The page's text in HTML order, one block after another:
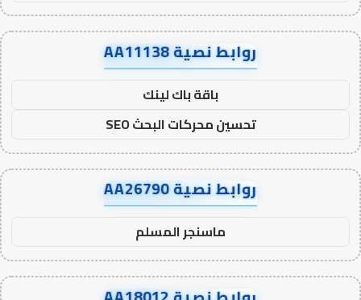
روابط نصية AA11138
باقة باك لينك
تحسين محركات البحث SEO
روابط نصية AA26790
ماسنجر المسلم